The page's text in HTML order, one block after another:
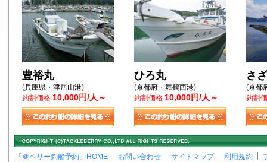
豊裕丸
(兵庫県・津居山港)
釣割価格 10,000円/人～
ひろ丸
(京都府・舞鶴西港)
釣割価格 10,000円/人～
さ
(京都
釣割
「＠ベリー釣船予約」HOME お問い合わせ サイトマップ 利用規約